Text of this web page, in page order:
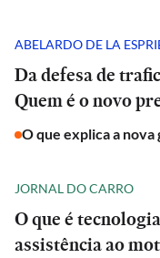
ABELARDO DE LA
Da defesa de
Quem é o novo
O que explica a nova
JORNAL DO CARRO
O que é
assistência ao